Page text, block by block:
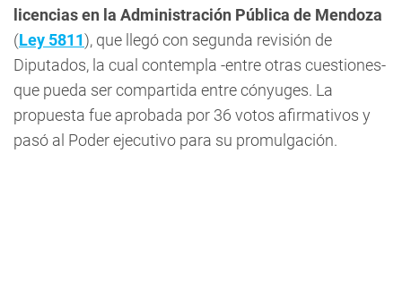
licencias en la Administración Pública de Mendoza
(Ley 5811), que llegó con segunda revisión de
Diputados, la cual contempla -entre otras cuestiones-
que pueda ser compartida entre cónyuges. La
propuesta fue aprobada por 36 votos afirmativos y
pasó al Poder ejecutivo para su promulgación.